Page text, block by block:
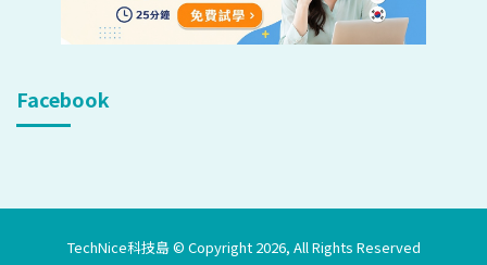
Facebook
TechNice科技島 © Copyright 2026, All Rights Reserved